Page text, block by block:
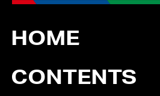
HOME
CONTENTS